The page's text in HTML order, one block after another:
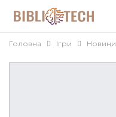
Головна Ігри Новини